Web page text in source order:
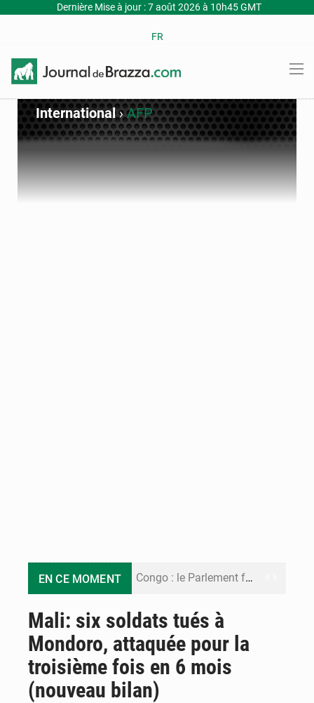
Dernière Mise à jour : 7 août 2026 à 10h45 GMT
FR
International›AFP
EN CE MOMENT Congo : le Parlement formule 28 recommandations sur le Cadre budgétaire 2027-2029
Congo : la Grande foire agricole pour renforcer la souveraineté alimentaire
Mali: six soldats tués à
Mondoro, attaquée pour la
troisième fois en 6 mois
(nouveau bilan)